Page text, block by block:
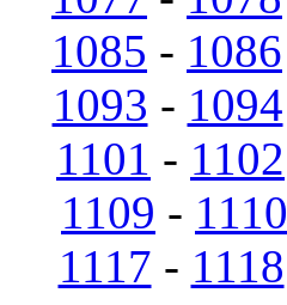
1085 - 1086
1093 - 1094
1101 - 1102
1109 - 1110
1117 - 1118